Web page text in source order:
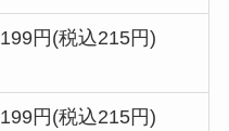
199円(税込215円)
199円(税込215円)